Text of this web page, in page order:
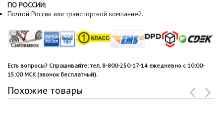
ПО РОССИИ:
Почтой России или транспортной компанией.
Есть вопросы? Спрашивайте: тел. 8-800-250-17-14 ежедневно с 10:00-
15:00 МСК (звонок бесплатный).
Похожие товары